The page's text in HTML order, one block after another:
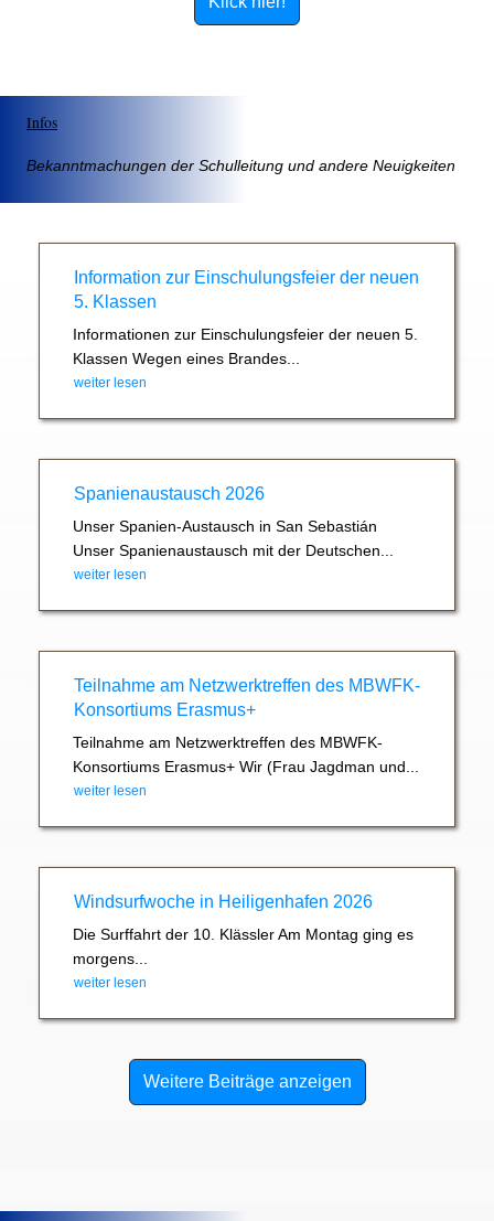
Infos
Bekanntmachungen der Schulleitung und andere Neuigkeiten
Information zur Einschulungsfeier der neuen
5. Klassen
Informationen zur Einschulungsfeier der neuen 5.
Klassen Wegen eines Brandes...
weiter lesen
Spanienaustausch 2026
Unser Spanien-Austausch in San Sebastián
Unser Spanienaustausch mit der Deutschen...
weiter lesen
Teilnahme am Netzwerktreffen des MBWFK-
Konsortiums Erasmus+
Teilnahme am Netzwerktreffen des MBWFK-
Konsortiums Erasmus+ Wir (Frau Jagdman und...
weiter lesen
Windsurfwoche in Heiligenhafen 2026
Die Surffahrt der 10. Klässler Am Montag ging es
morgens...
weiter lesen
Weitere Beiträge anzeigen